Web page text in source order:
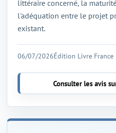
littéraire concerné, la
l'adéquation entre le projet
existant.
06/07/2026Édition Livre France
Consulter les avis